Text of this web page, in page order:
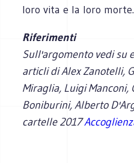
loro vita e la loro morte.
Riferimenti
Sull'argomento vedi su
articli di Alex Zanotelli,
Miraglia, Luigi Manconi,
Boniburini, Alberto
cartelle 2017